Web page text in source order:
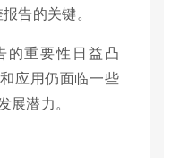
告的关键。
的重要性日益凸
应用仍面临一些
潜力。